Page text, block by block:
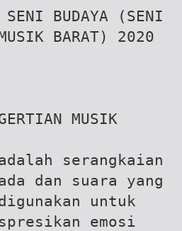
SENI BUDAYA (SENI
BARAT) 2020
MUSIK
serangkaian
dan suara yang
untuk
emosi